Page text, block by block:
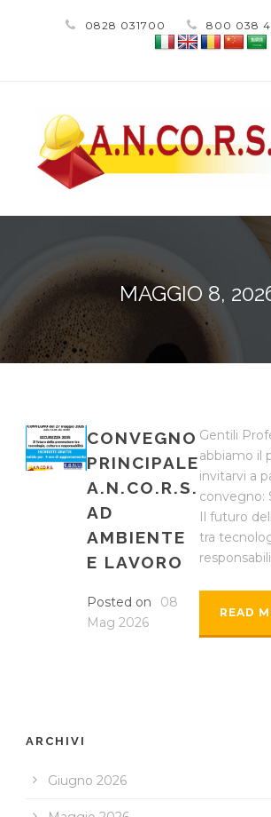
0828 031700 800 038
MAGGIO 8,
CONVEGNO
PRINCIPALE
A.N.CO.R.S.
AD
AMBIENTE
E LAVORO
Posted on
08
Mag 2026
Gentili
abbiamo il
invitarvi a
convegno:
Il futuro
tra
READ
ARCHIVI
Giugno 2026